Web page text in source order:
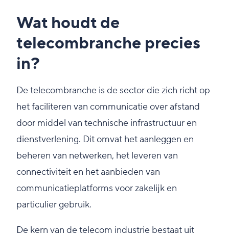
Wat houdt de
telecombranche precies
in?
De telecombranche is de sector die zich richt op
het faciliteren van communicatie over afstand
door middel van technische infrastructuur en
dienstverlening. Dit omvat het aanleggen en
beheren van netwerken, het leveren van
connectiviteit en het aanbieden van
communicatieplatforms voor zakelijk en
particulier gebruik.
De kern van de telecom industrie bestaat uit